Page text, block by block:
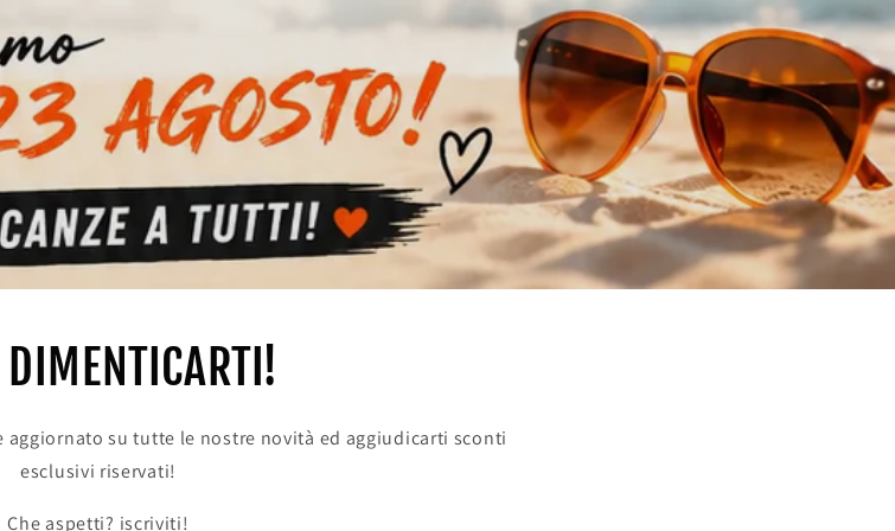
DIMENTICARTI!
su tutte le nostre novità ed aggiudicarti sconti
esclusivi riservati!
Che aspetti? iscriviti!